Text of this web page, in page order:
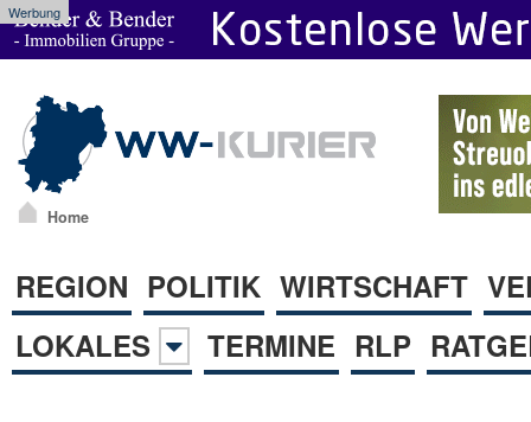
Werbung
Home
REGION POLITIK WIRTSCHAFT
LOKALES
TERMINE RLP